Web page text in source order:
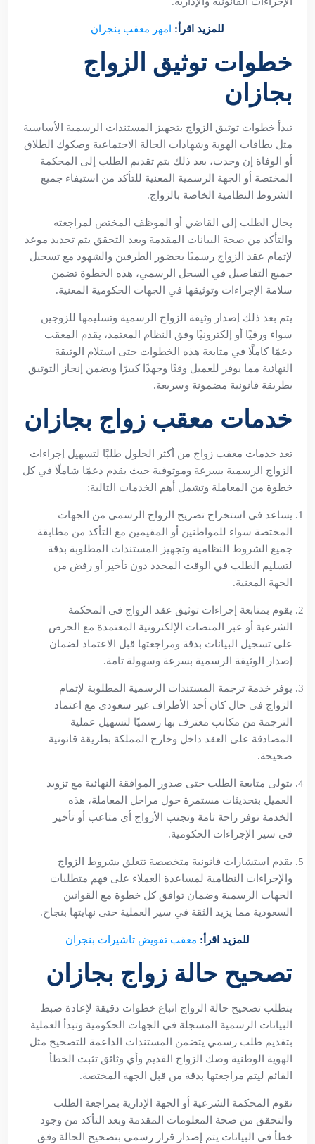
للمزيد اقرأ: امهر معقب بنجران
خطوات توثيق الزواج
بجازان
تبدأ خطوات توثيق الزواج بتجهيز المستندات الرسمية الأساسية
مثل بطاقات الهوية وشهادات الحالة الاجتماعية وصكوك الطلاق
أو الوفاة إن وجدت، بعد ذلك يتم تقديم الطلب إلى المحكمة
المختصة أو الجهة الرسمية المعنية للتأكد من استيفاء جميع
الشروط النظامية الخاصة بالزواج.
يحال الطلب إلى القاضي أو الموظف المختص لمراجعته
والتأكد من صحة البيانات المقدمة وبعد التحقق يتم تحديد موعد
لإتمام عقد الزواج رسميًا بحضور الطرفين والشهود مع تسجيل
جميع التفاصيل في السجل الرسمي، هذه الخطوة تضمن
سلامة الإجراءات وتوثيقها في الجهات الحكومية المعنية.
يتم بعد ذلك إصدار وثيقة الزواج الرسمية وتسليمها للزوجين
سواء ورقيًا أو إلكترونيًا وفق النظام المعتمد، يقدم المعقب
دعمًا كاملًا في متابعة هذه الخطوات حتى استلام الوثيقة
النهائية مما يوفر للعميل وقتًا وجهدًا كبيرًا ويضمن إنجاز التوثيق
بطريقة قانونية مضمونة وسريعة.
خدمات معقب زواج بجازان
تعد خدمات معقب زواج من أكثر الحلول طلبًا لتسهيل إجراءات
الزواج الرسمية بسرعة وموثوقية حيث يقدم دعمًا شاملًا في كل
خطوة من المعاملة وتشمل أهم الخدمات التالية:
يساعد في استخراج تصريح الزواج الرسمي من الجهات
المختصة سواء للمواطنين أو المقيمين مع التأكد من مطابقة
جميع الشروط النظامية وتجهيز المستندات المطلوبة بدقة
لتسليم الطلب في الوقت المحدد دون تأخير أو رفض من
الجهة المعنية.
يقوم بمتابعة إجراءات توثيق عقد الزواج في المحكمة
الشرعية أو عبر المنصات الإلكترونية المعتمدة مع الحرص
على تسجيل البيانات بدقة ومراجعتها قبل الاعتماد لضمان
إصدار الوثيقة الرسمية بسرعة وسهولة تامة.
يوفر خدمة ترجمة المستندات الرسمية المطلوبة لإتمام
الزواج في حال كان أحد الأطراف غير سعودي مع اعتماد
الترجمة من مكاتب معترف بها رسميًا لتسهيل عملية
المصادقة على العقد داخل وخارج المملكة بطريقة قانونية
صحيحة.
يتولى متابعة الطلب حتى صدور الموافقة النهائية مع تزويد
العميل بتحديثات مستمرة حول مراحل المعاملة، هذه
الخدمة توفر راحة تامة وتجنب الأزواج أي متاعب أو تأخير
في سير الإجراءات الحكومية.
يقدم استشارات قانونية متخصصة تتعلق بشروط الزواج
والإجراءات النظامية لمساعدة العملاء على فهم متطلبات
الجهات الرسمية وضمان توافق كل خطوة مع القوانين
السعودية مما يزيد الثقة في سير العملية حتى نهايتها بنجاح.
للمزيد اقرأ: معقب تفويض تاشيرات بنجران
تصحيح حالة زواج بجازان
يتطلب تصحيح حالة الزواج اتباع خطوات دقيقة لإعادة ضبط
البيانات الرسمية المسجلة في الجهات الحكومية وتبدأ العملية
بتقديم طلب رسمي يتضمن المستندات الداعمة للتصحيح مثل
الهوية الوطنية وصك الزواج القديم وأي وثائق تثبت الخطأ
القائم ليتم مراجعتها بدقة من قبل الجهة المختصة.
تقوم المحكمة الشرعية أو الجهة الإدارية بمراجعة الطلب
والتحقق من صحة المعلومات المقدمة وبعد التأكد من وجود
خطأ في البيانات يتم إصدار قرار رسمي بتصحيح الحالة وفق